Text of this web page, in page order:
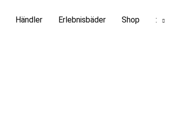
Händler Erlebnisbäder Shop :